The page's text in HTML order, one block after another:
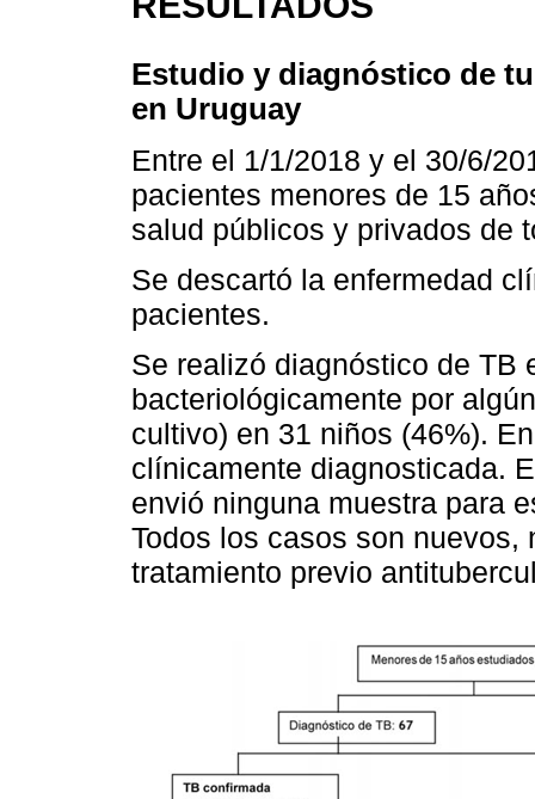
Estudio y diagnóstico de
en Uruguay
Entre el 1/1/2018 y el 30/6/
pacientes menores de 15
salud públicos y privados de
Se descartó la enfermedad
pacientes.
Se realizó diagnóstico de TB
bacteriológicamente por
cultivo) en 31 niños (46%).
clínicamente diagnosticada.
envió ninguna muestra para
Todos los casos son
tratamiento previo